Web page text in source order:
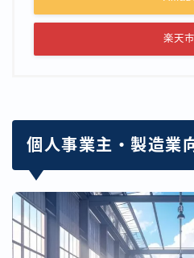
楽天
個人事業主・製造業